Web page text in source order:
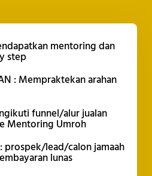
mentoring dan
step
: Mempraktekan arahan
funnel/alur jualan
Mentoring Umroh
prospek/lead/calon jamaah
lunas